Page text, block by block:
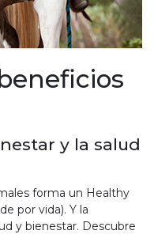
y la salud
forma un Healthy
por vida). Y la
y bienestar. Descubre